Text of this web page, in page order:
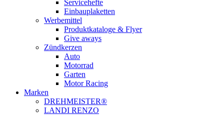
Servicehefte
Einbauplaketten
Werbemittel
Produktkataloge & Flyer
Give aways
Zündkerzen
Auto
Motorrad
Garten
Motor Racing
Marken
DREHMEISTER®
LANDI RENZO